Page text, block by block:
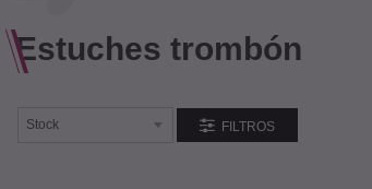
Estuches trombón
FILTROS